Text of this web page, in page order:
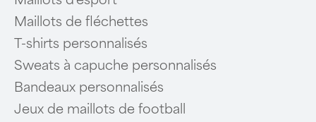
Maillots de fléchettes
T-shirts personnalisés
Sweats à capuche personnalisés
Bandeaux personnalisés
Jeux de maillots de football